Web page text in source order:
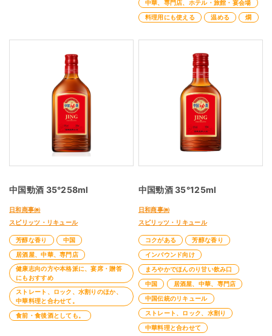
中華、専門店、ホテル・旅館・宴会場
料理用にも使える
温める 燗
中国勁酒 35°258ml
日和商事㈱
スピリッツ・リキュール
芳醇な香り
中国
居酒屋、中華、専門店
健康志向の方や本格派に、宴席・贈答
にもおすすめ
ストレート、ロック、水割りのほか、
中華料理と合わせて。
食前・食後酒としても。
中国勁酒 35°125ml
日和商事㈱
スピリッツ・リキュール
コクがある
芳醇な香り
インバウンド向け
まろやかでほんのり甘い飲み口
中国
居酒屋、中華、専門店
中国伝統のリキュール
ストレート、ロック、水割り
中華料理と合わせて